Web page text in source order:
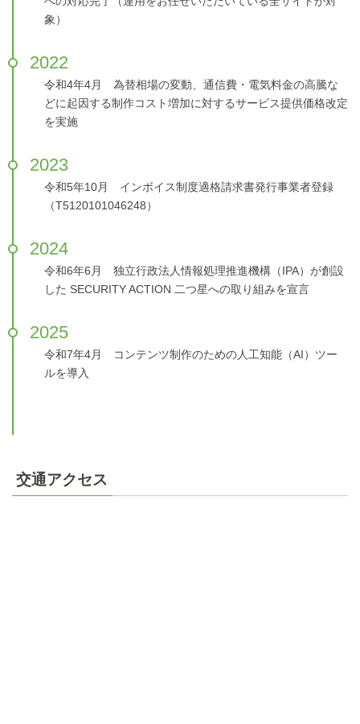
象）
2022
令和4年4月 為替相場の変動、通信費・電気料金の高騰な
どに起因する制作コスト増加に対するサービス提供価格改定
を実施
2023
令和5年10月 インボイス制度適格請求書発行事業者登録
（T5120101046248）
2024
令和6年6月 独立行政法人情報処理推進機構（IPA）が創設
した SECURITY ACTION 二つ星への取り組みを宣言
2025
令和7年4月 コンテンツ制作のための人工知能（AI）ツー
ルを導入
交通アクセス